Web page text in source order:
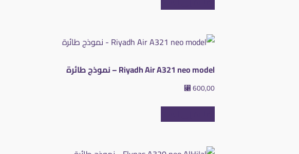
Riyadh Air A321 neo model – نموذج طائرة
⃁600,00